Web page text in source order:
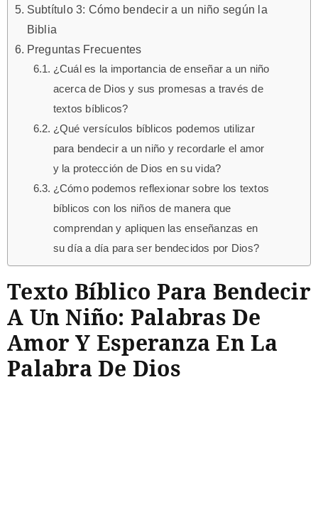
Subtítulo 3: Cómo bendecir a un niño según la
Biblia
Preguntas Frecuentes
¿Cuál es la importancia de enseñar a un niño
acerca de Dios y sus promesas a través de
textos bíblicos?
¿Qué versículos bíblicos podemos utilizar
para bendecir a un niño y recordarle el amor
y la protección de Dios en su vida?
¿Cómo podemos reflexionar sobre los textos
bíblicos con los niños de manera que
comprendan y apliquen las enseñanzas en
su día a día para ser bendecidos por Dios?
Texto Bíblico Para Bendecir
A Un Niño: Palabras De
Amor Y Esperanza En La
Palabra De Dios